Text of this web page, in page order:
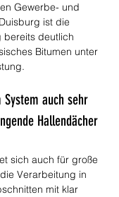
Gewerbe- und
ist die
bereits deutlich
Bitumen unter
auch sehr
Hallendächer
sich auch für große
Verarbeitung in
mit klar